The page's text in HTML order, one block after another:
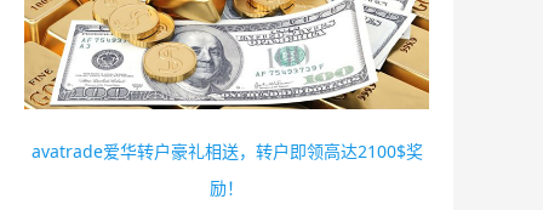
avatrade爱华转户豪礼相送，转户即领高达2100$奖
励！